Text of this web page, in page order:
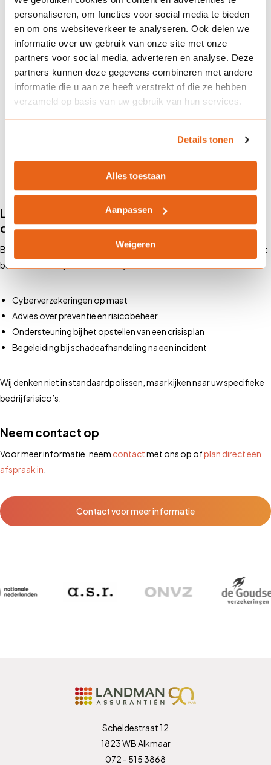
personaliseren, om functies voor social media te bieden
en om ons websiteverkeer te analyseren. Ook delen we
informatie over uw gebruik van onze site met onze
partners voor social media, adverteren en analyse. Deze
partners kunnen deze gegevens combineren met andere
informatie die u aan ze heeft verstrekt of die ze hebben
verzameld op basis van uw gebruik van hun services.
Details tonen
Alles toestaan
Aanpassen
Weigeren
Kan ik ook zonder IT-afdeling een
cyberverzekering afsluiten?
Landman Assurantiën helpt mkb-bedrijven
digitaal weerbaar te worden
Bij Landman Assurantiën ondersteunen we mkb-ondernemers bij het
beheersen van cyberrisico’s. Wij bieden:
Cyberverzekeringen op maat
Advies over preventie en risicobeheer
Ondersteuning bij het opstellen van een crisisplan
Begeleiding bij schadeafhandeling na een incident
Wij denken niet in standaardpolissen, maar kijken naar uw specifieke
bedrijfsrisico’s.
Neem contact op
Voor meer informatie, neem contactmet ons op ofplan direct een
afspraak in
Contact voor meer informatie
Scheldestraat 12
1823 WB Alkmaar
072 - 515 3868